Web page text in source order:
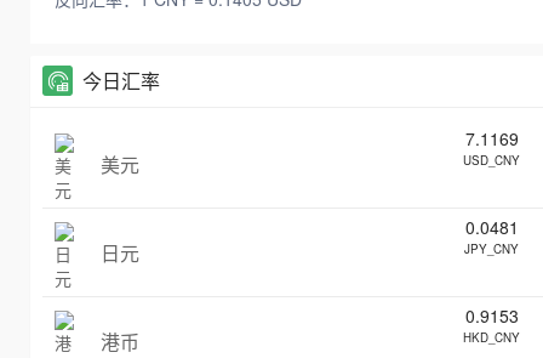
今日汇率
美元
7.1169
USD_CNY
日元
0.0481
JPY_CNY
港币
0.9153
HKD_CNY